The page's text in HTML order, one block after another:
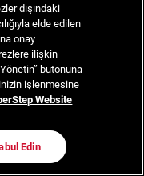
dışındaki
elde edilen
onay
ilişkin
butonuna
işlenmesine
Website
Edin